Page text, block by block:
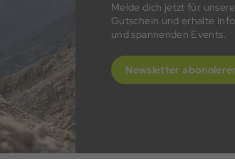
Melde dich jetzt für
Gutschein und erhalte
und spannenden Events.
Newsletter